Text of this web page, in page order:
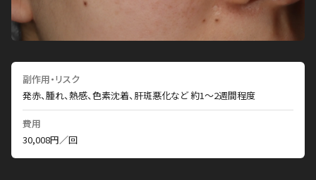
副作用・リスク
発赤、腫れ、熱感、色素沈着、肝斑悪化など 約1〜2週間程度
費用
30,008円／回